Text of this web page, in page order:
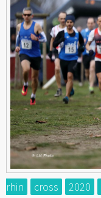
rhin cross 2020